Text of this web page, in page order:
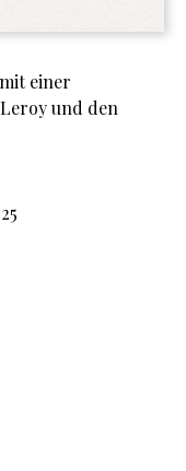
einer
und den